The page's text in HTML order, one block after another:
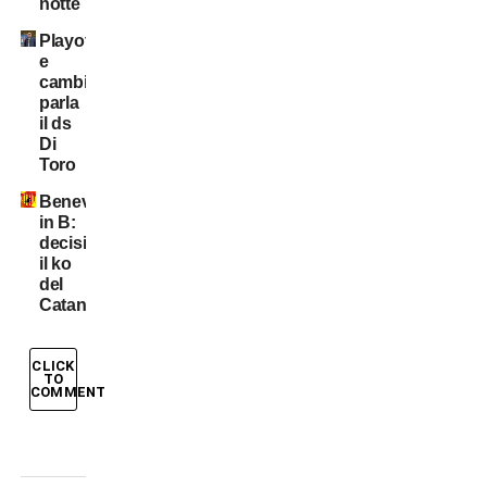
notte
Playoff
e
cambiamenti:
parla
il ds
Di
Toro
Benevento
in B:
decisivo
il ko
del
Catania
CLICK
TO
COMMENT